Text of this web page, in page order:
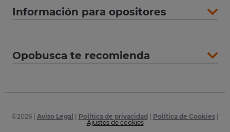
Información para opositores
Opobusca te recomienda
©2026| Aviso Legal Política de privacidad Política de Cookies|
Ajustes de cookies